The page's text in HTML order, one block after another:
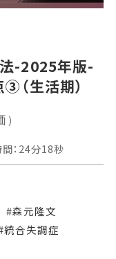
-2025年版-
生活期）
：24分18秒
#森元隆文
統合失調症